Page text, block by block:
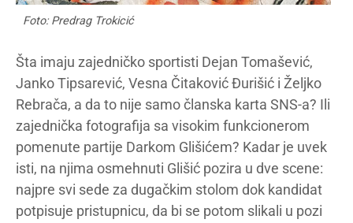
Foto: Predrag Trokicić
Šta imaju zajedničko sportisti Dejan Tomašević,
Janko Tipsarević, Vesna Čitaković Đurišić i Željko
Rebrača, a da to nije samo članska karta SNS-a? Ili
zajednička fotografija sa visokim funkcionerom
pomenute partije Darkom Glišićem? Kadar je uvek
isti, na njima osmehnuti Glišić pozira u dve scene:
najpre svi sede za dugačkim stolom dok kandidat
potpisuje pristupnicu, da bi se potom slikali u pozi